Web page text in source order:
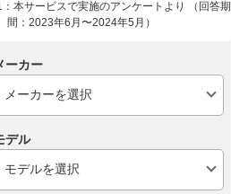
本サービスで実施のアンケートより （回答期
間：2023年6月〜2024年5月）
ーカー
デル